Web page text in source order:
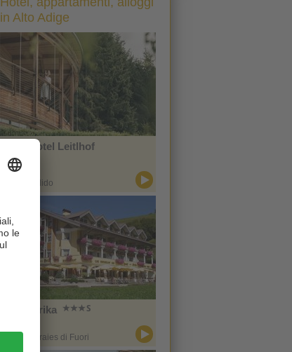
in Alto Adige
Naturhotel Leitlhof
CIN +
San Candido
Hotel Erika
Braies / Braies di Fuori